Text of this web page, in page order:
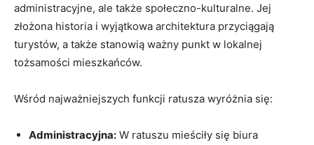
administracyjne, ale⁢ także społeczno-kulturalne. Jej
złożona historia ​i wyjątkowa⁢ architektura⁣ przyciągają
turystów, a także stanowią ważny⁤ punkt ‌w ⁢lokalnej
tożsamości mieszkańców.
Wśród⁢ najważniejszych funkcji ratusza ​wyróżnia się:
Administracyjna: W ratuszu mieściły się biura⁣